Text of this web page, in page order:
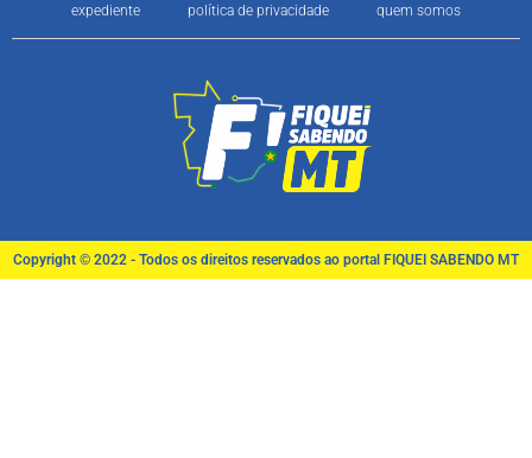
expediente política de privacidade quem somos
Copyright © 2022 - Todos os direitos reservados ao portal FIQUEI SABENDO MT